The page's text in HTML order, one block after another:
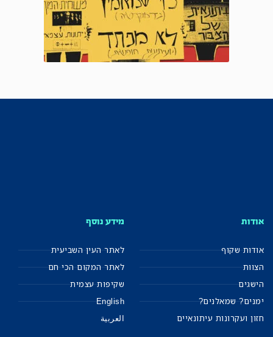
אודות
אודות שקוף
הצוות
הישגים
ימנים? שמאלנים?
חזון ועקרונות עיתונאיים
מידע נוסף
לאתר העין השביעית
לאתר המקום הכי חם
שקיפות עצמית
English
العربية